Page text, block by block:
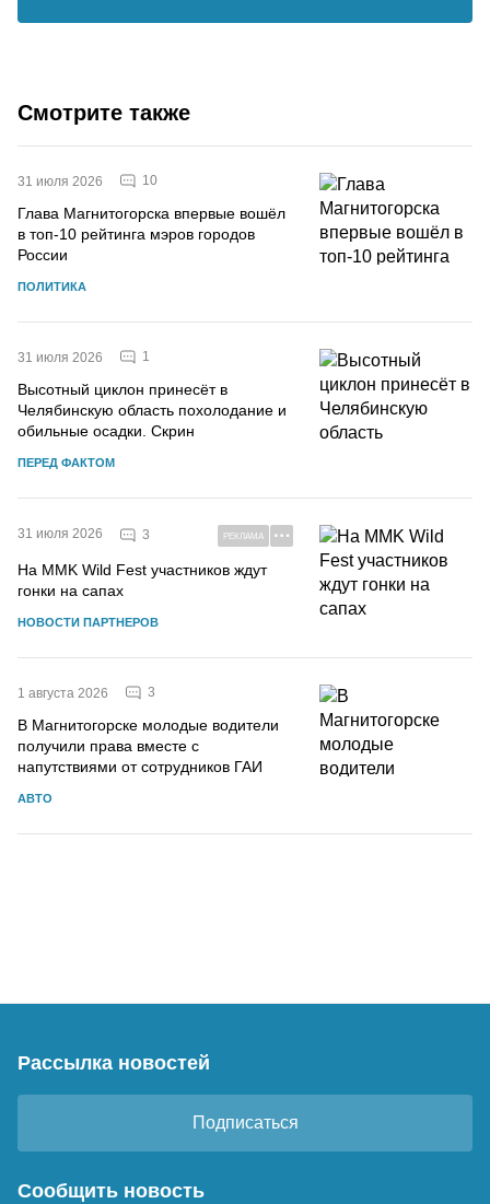
Смотрите также
31 июля 2026 10
Глава Магнитогорска впервые вошёл
в топ-10 рейтинга мэров городов
России
ПОЛИТИКА
31 июля 2026 1
Высотный циклон принесёт в
Челябинскую область похолодание и
обильные осадки. Скрин
ПЕРЕД ФАКТОМ
31 июля 2026 3 РЕКЛАМА
На MMK Wild Fest участников ждут
гонки на сапах
НОВОСТИ ПАРТНЕРОВ
1 августа 2026 3
В Магнитогорске молодые водители
получили права вместе с
напутствиями от сотрудников ГАИ
АВТО
Рассылка новостей
Подписаться
Сообщить новость